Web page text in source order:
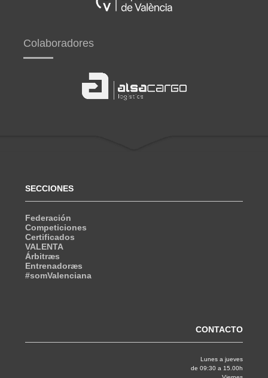
Colaboradores
SECCIONES
Federación
Competiciones
Certificados
VALENTA
Árbitræs
Entrenadoræs
#somValenciana
CONTACTO
Lunes a jueves
de 09:30 a 15.00h